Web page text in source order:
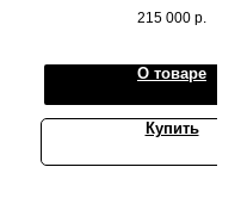
рекомендуемую площадь до
215 000 р.
О товаре
Купить